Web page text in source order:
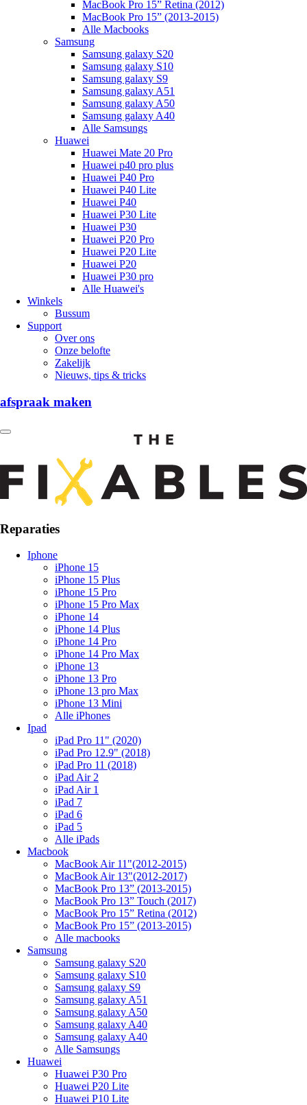
MacBook Pro 15” Retina (2012)
MacBook Pro 15” (2013-2015)
Alle Macbooks
Samsung
Samsung galaxy S20
Samsung galaxy S10
Samsung galaxy S9
Samsung galaxy A51
Samsung galaxy A50
Samsung galaxy A40
Alle Samsungs
Huawei
Huawei Mate 20 Pro
Huawei p40 pro plus
Huawei P40 Pro
Huawei P40 Lite
Huawei P40
Huawei P30 Lite
Huawei P30
Huawei P20 Pro
Huawei P20 Lite
Huawei P20
Huawei P30 pro
Alle Huawei's
Winkels
Bussum
Support
Over ons
Onze belofte
Zakelijk
Nieuws, tips & tricks
afspraak maken
Reparaties
Iphone
iPhone 15
iPhone 15 Plus
iPhone 15 Pro
iPhone 15 Pro Max
iPhone 14
iPhone 14 Plus
iPhone 14 Pro
iPhone 14 Pro Max
iPhone 13
iPhone 13 Pro
iPhone 13 pro Max
iPhone 13 Mini
Alle iPhones
Ipad
iPad Pro 11" (2020)
iPad Pro 12.9" (2018)
iPad Pro 11 (2018)
iPad Air 2
iPad Air 1
iPad 7
iPad 6
iPad 5
Alle iPads
Macbook
MacBook Air 11"(2012-2015)
MacBook Air 13"(2012-2017)
MacBook Pro 13” (2013-2015)
MacBook Pro 13” Touch (2017)
MacBook Pro 15” Retina (2012)
MacBook Pro 15” (2013-2015)
Alle macbooks
Samsung
Samsung galaxy S20
Samsung galaxy S10
Samsung galaxy S9
Samsung galaxy A51
Samsung galaxy A50
Samsung galaxy A40
Samsung galaxy A40
Alle Samsungs
Huawei
Huawei P30 Pro
Huawei P20 Lite
Huawei P10 Lite